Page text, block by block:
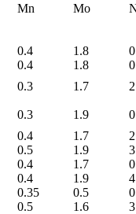
Mn Mo
0.4 1.8
0.4 1.8
0.3 1.7
0.3 1.9
0.4 1.7
0.5 1.9
0.4 1.7
0.4 1.9
0.35 0.5
0.5 1.6